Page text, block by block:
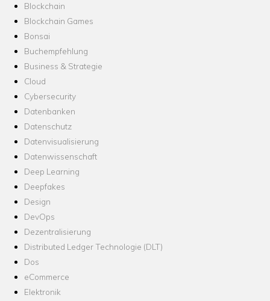
Blockchain
Blockchain Games
Bonsai
Buchempfehlung
Business & Strategie
Cloud
Cybersecurity
Datenbanken
Datenschutz
Datenvisualisierung
Datenwissenschaft
Deep Learning
Deepfakes
Design
DevOps
Dezentralisierung
Distributed Ledger Technologie (DLT)
Dos
eCommerce
Elektronik